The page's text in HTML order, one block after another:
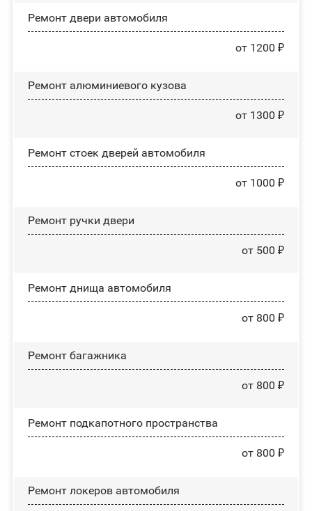
Ремонт двери автомобиля
от 1200 ₽
Ремонт алюминиевого кузова
от 1300 ₽
Ремонт стоек дверей автомобиля
от 1000 ₽
Ремонт ручки двери
от 500 ₽
Ремонт днища автомобиля
от 800 ₽
Ремонт багажника
от 800 ₽
Ремонт подкапотного пространства
от 800 ₽
Ремонт лoĸepoв автомобиля